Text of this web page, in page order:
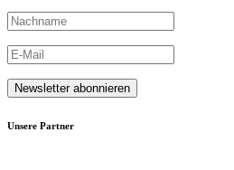
Unsere Partner